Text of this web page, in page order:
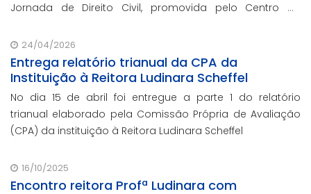
Jornada de Direito Civil, promovida pelo Centro de
(CEJ/CJF), nos dias 15 e 16 de junho, em Br
24/04/2026
Entrega relatório trianual da CPA da
Instituição à Reitora Ludinara Scheffel
No dia 15 de abril foi entregue a parte 1 do relatório
trianual elaborado pela Comissão Própria de Avaliação
(CPA) da instituição à Reitora Ludinara Scheffel
16/10/2025
Encontro reitora Profª Ludinara com